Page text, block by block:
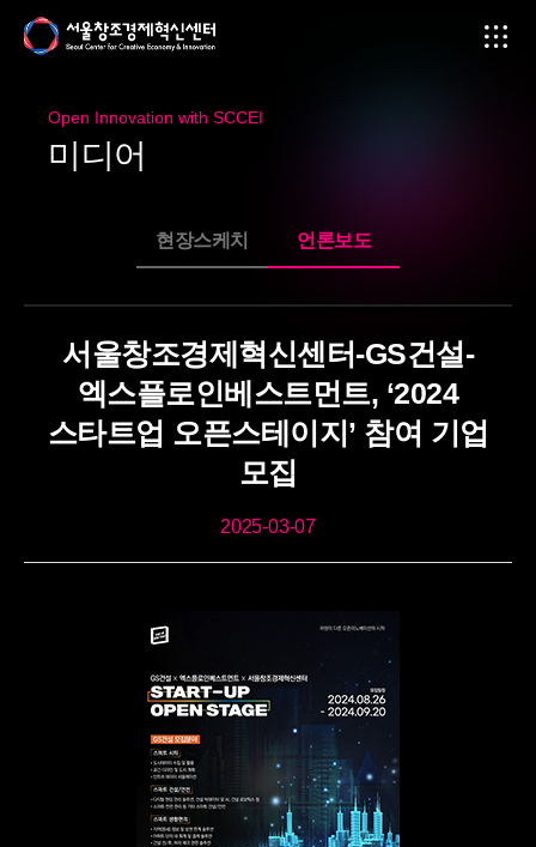
Open Innovation with SCCEI
미 디 어
현장스케치 언론보도
서울창조경제혁신센터-GS건설-
엑스플로인베스트먼트, ‘2024
스타트업 오픈스테이지’ 참여 기업
모집
2025-03-07